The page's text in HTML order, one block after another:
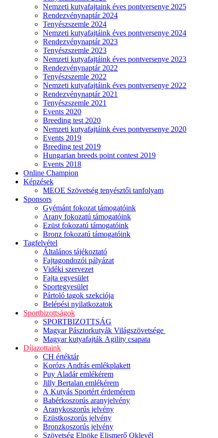
Nemzeti kutyafajtaink éves pontversenye 2025
Rendezvénynaptár 2024
Tenyészszemle 2024
Nemzeti kutyafajtáink éves pontversenye 2024
Rendezvénynaptár 2023
Tenyészszemle 2023
Nemzeti kutyafajtáink éves pontversenye 2023
Rendezvénynaptár 2022
Tenyészszemle 2022
Nemzeti kutyafajtáink éves pontversenye 2022
Rendezvénynaptár 2021
Tenyészszemle 2021
Events 2020
Breeding test 2020
Nemzeti kutyafajtáink éves pontversenye 2020
Events 2019
Breeding test 2019
Hungarian breeds point contest 2019
Events 2018
Online Champion
Képzések
MEOE Szövetség tenyésztői tanfolyam
Sponsors
Gyémánt fokozat támogatóink
Arany fokozatú támogatóink
Ezüst fokozatú támogatóink
Bronz fokozatú támogatóink
Tagfelvétel
Általános tájékoztató
Fajtagondozói pályázat
Vidéki szervezet
Fajta egyesület
Sportegyesület
Pártoló tagok szekciója
Belépési nyilatkozatok
Sportbizottságok
SPORTBIZOTTSÁG
Magyar Pásztorkutyák Világszövetsége
Magyar kutyafajták Agility csapata
Díjazottaink
CH értéktár
Korózs András emlékplakett
Puy Aladár emlékérem
Jilly Bertalan emlékérem
A Kutyás Sportért érdemérem
Babérkoszorús aranyjelvény
Aranykoszorús jelvény
Ezüstkoszorús jelvény
Bronzkoszorús jelvény
Szövetség Elnöke Elismerő Oklevél